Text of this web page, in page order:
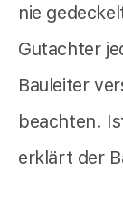
nie
Gutachter
Bauleiter
beachten.
erklärt der